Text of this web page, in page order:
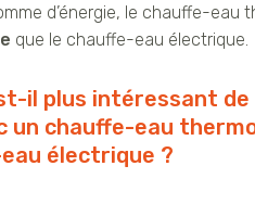
d’énergie, le chauffe-
que le chauffe-eau électrique.
il plus intéressant
un chauffe-eau
électrique ?